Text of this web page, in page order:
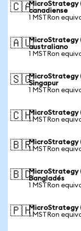
🇨🇦MicroStrategy
canadiense
1 MSTRon
🇦🇺MicroStrategy
australiano
1 MSTRon
🇸🇬MicroStrategy
Singapur
1 MSTRon
🇨🇭MicroStrategy
1 MSTRon
🇧🇷MicroStrategy
1 MSTRon
🇧🇩MicroStrategy
Bangladés
1 MSTRon
🇵🇭MicroStrategy
1 MSTRon